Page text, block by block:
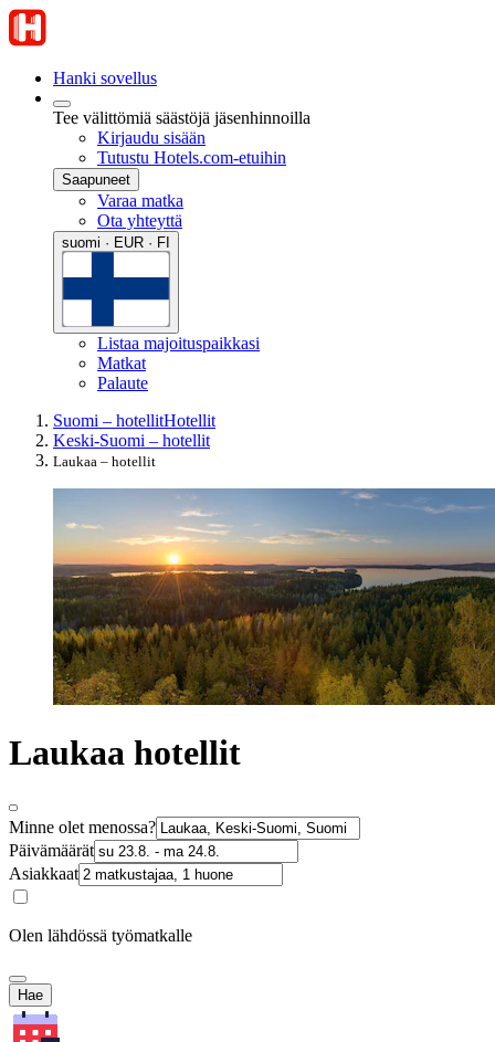
Hanki sovellus
Tee välittömiä säästöjä jäsenhinnoilla
Kirjaudu sisään
Tutustu Hotels.com-etuihin
Saapuneet
Varaa matka
Ota yhteyttä
suomi · EUR · FI
Listaa majoituspaikkasi
Matkat
Palaute
Suomi – hotellitHotellit
Keski-Suomi – hotellit
Laukaa – hotellit
Laukaa hotellit
Minne olet menossa?
Päivämäärät
Asiakkaat
Olen lähdössä työmatkalle
Hae